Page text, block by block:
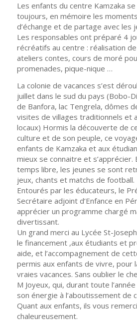
Les enfants du centre Kamzaka
toujours, en mémoire les
d’échange et de partage avec les
Les responsables ont préparé 4
récréatifs au centre : réalisation
ateliers contes, cours de moré
promenades, pique-nique …
La colonie de vacances s’est
juillet dans le sud du pays (Bobo-
de Banfora, lac Tengrela, dômes
visites de villages traditionnels et
locaux) Hormis la découverte de
culture et de son peuple, ce
enfants de Kamzaka et aux
mieux se connaitre et s’apprécier.
temps libre, les jeunes se sont
jeux, chants et matchs de football.
Entourés par les éducateurs, le
Secrétaire adjoint d’Enfance en
apprécier un programme chargé
divertissant.
Un grand merci au Lycée St-
le financement ,aux étudiants et
aide, et l’accompagnement de
permis aux enfants de vivre, pour
vraies vacances. Sans oublier le
M Joyeux, qui, durant toute
son énergie à l’aboutissement de
Quant aux enfants, ils vous
chaleureusement.